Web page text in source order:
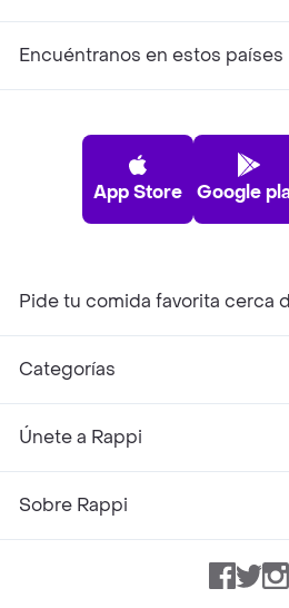
Encuéntranos en estos países
App Store Google
Pide tu comida favorita cerca
Categorías
Únete a Rappi
Sobre Rappi